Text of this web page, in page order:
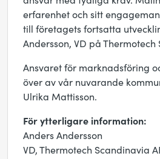
erfarenhet och sitt
till företagets fortsatta
Andersson, VD på Thermotech
Ansvaret för marknadsföring
över av vår nuvarande
Ulrika Mattisson.
För ytterligare information:
Anders Andersson
VD, Thermotech Scandinavia